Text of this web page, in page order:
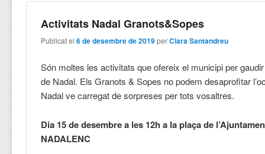
Activitats Nadal Granots&Sopes
Publicat el6 de desembre de 2019 perClara Santandreu
Són moltes les activitats que ofereix el municipi per
de Nadal. Els Granots & Sopes no podem desaprofitar
Nadal ve carregat de sorpreses per tots vosaltres.
Dia 15 de desembre a les 12h a la plaça de
NADALENC